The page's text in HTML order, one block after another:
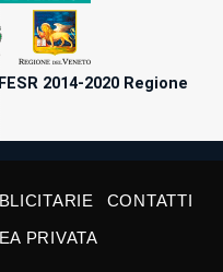
2014-2020 Regione
CONTATTI
PRIVATA